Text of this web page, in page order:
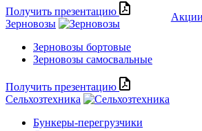
Получить презентацию
Зерновозы
Зерновозы бортовые
Зерновозы самосвальные
Получить презентацию
Сельхозтехника
Бункеры-перегрузчики
Акции